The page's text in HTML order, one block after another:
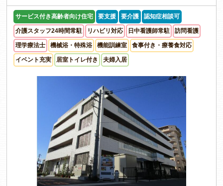
サービス付き高齢者向け住宅 要支援 要介護 認知症相談可
介護スタッフ24時間常駐 リハビリ対応 日中看護師常駐 訪問看護
理学療法士 機械浴・特殊浴 機能訓練室 食事付き・療養食対応
イベント充実 居室トイレ付き 夫婦入居